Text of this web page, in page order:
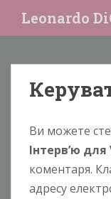
i
Leonardo
Ви можете
Інтерв’ю для
коментаря.
адресу